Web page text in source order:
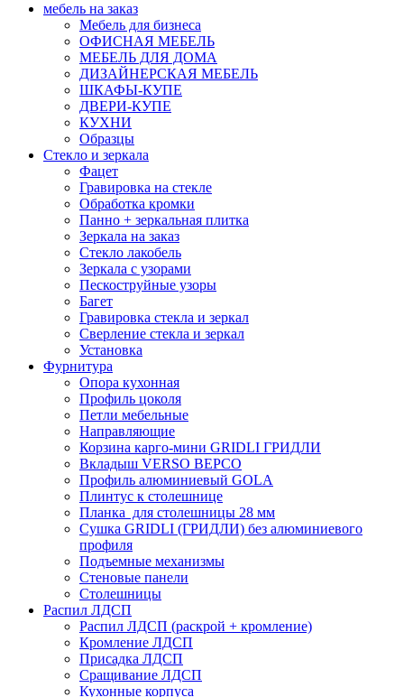
мебель на заказ
Мебель для бизнеса
ОФИСНАЯ МЕБЕЛЬ
МЕБЕЛЬ ДЛЯ ДОМА
ДИЗАЙНЕРСКАЯ МЕБЕЛЬ
ШКАФЫ-КУПЕ
ДВЕРИ-КУПЕ
КУХНИ
Образцы
Стекло и зеркала
Фацет
Гравировка на стекле
Обработка кромки
Панно + зеркальная плитка
Зеркала на заказ
Стекло лакобель
Зеркала с узорами
Пескоструйные узоры
Багет
Гравировка стекла и зеркал
Сверление стекла и зеркал
Установка
Фурнитура
Опора кухонная
Профиль цоколя
Петли мебельные
Направляющие
Корзина карго-мини GRIDLI ГРИДЛИ
Вкладыш VERSO ВЕРСО
Профиль алюминиевый GOLA
Плинтус к столешнице
Планка для столешницы 28 мм
Сушка GRIDLI (ГРИДЛИ) без алюминиевого
профиля
Подъемные механизмы
Стеновые панели
Столешницы
Распил ЛДСП
Распил ЛДСП (раскрой + кромление)
Кромление ЛДСП
Присадка ЛДСП
Сращивание ЛДСП
Кухонные корпуса